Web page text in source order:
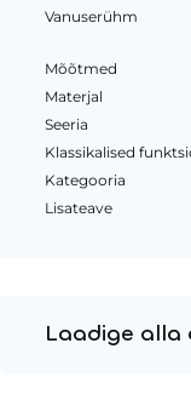
Vanuserühm
Mõõtmed
Materjal
Seeria
Klassikalised
Kategooria
Lisateave
Laadige alla